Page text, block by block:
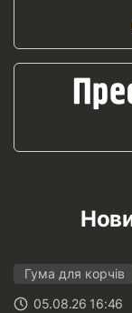
Гума для корчів
05.08.26 16:46